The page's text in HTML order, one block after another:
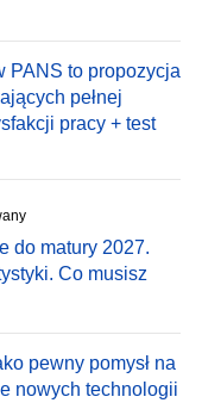
PANS to propozycja
pełnej
pracy + test
do matury 2027.
Co musisz
pewny pomysł na
nowych technologii